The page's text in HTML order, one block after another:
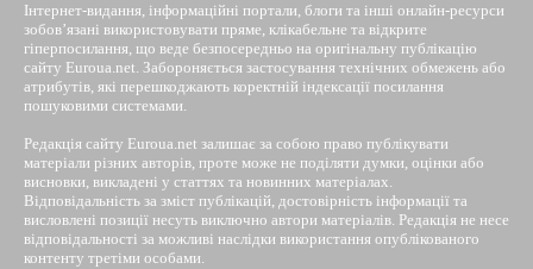
Інтернет-видання, інформаційні портали, блоги та інші онлайн-ресурси
зобов’язані використовувати пряме, клікабельне та відкрите
гіперпосилання, що веде безпосередньо на оригінальну публікацію
сайту Euroua.net. Забороняється застосування технічних обмежень або
атрибутів, які перешкоджають коректній індексації посилання
пошуковими системами.
Редакція сайту Euroua.net залишає за собою право публікувати
матеріали різних авторів, проте може не поділяти думки, оцінки або
висновки, викладені у статтях та новинних матеріалах.
Відповідальність за зміст публікацій, достовірність інформації та
висловлені позиції несуть виключно автори матеріалів. Редакція не несе
відповідальності за можливі наслідки використання опублікованого
контенту третіми особами.